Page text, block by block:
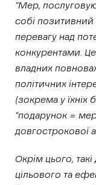
“Мер,
собі
перевагу над
конкурентами.
владних
політичних
(зокрема у їхніх
“подарунок =
довгострокової
Окрім цього,
цільового та